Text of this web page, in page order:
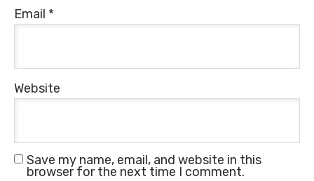
Email *
Website
Save my name, email, and website in this
browser for the next time I comment.